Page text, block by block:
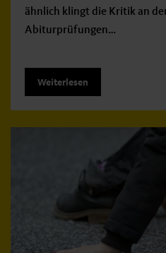
ähnlich klingt die Kritik an
Abiturprüfungen…
Weiterlesen